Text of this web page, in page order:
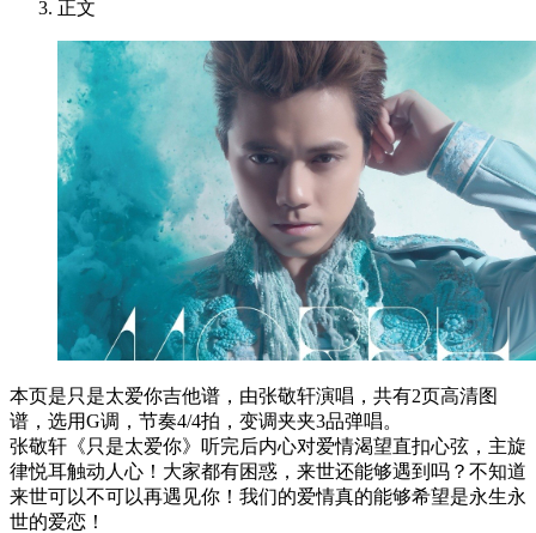
正文
本页是只是太爱你吉他谱，由张敬轩演唱，共有2页高清图
谱，选用G调，节奏4/4拍，变调夹夹3品弹唱。
张敬轩《只是太爱你》听完后内心对爱情渴望直扣心弦，主旋
律悦耳触动人心！大家都有困惑，来世还能够遇到吗？不知道
来世可以不可以再遇见你！我们的爱情真的能够希望是永生永
世的爱恋！